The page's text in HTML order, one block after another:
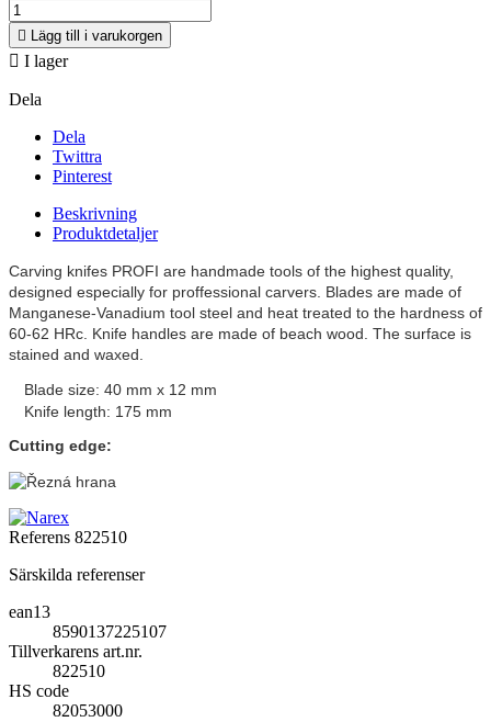
 Lägg till i varukorgen
 I lager
Dela
Dela
Twittra
Pinterest
Beskrivning
Produktdetaljer
Carving knifes PROFI are handmade tools of the highest quality,
designed especially for proffessional carvers. Blades are made of
Manganese-Vanadium tool steel and heat treated to the hardness of
60-62 HRc. Knife handles are made of beach wood. The surface is
stained and waxed.
Blade size: 40 mm x 12 mm
Knife length: 175 mm
Cutting edge:
Referens 822510
Särskilda referenser
ean13
8590137225107
Tillverkarens art.nr.
822510
HS code
82053000